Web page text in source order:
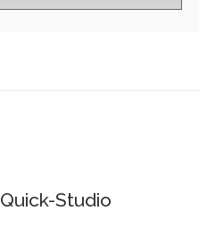
Quick-Studio